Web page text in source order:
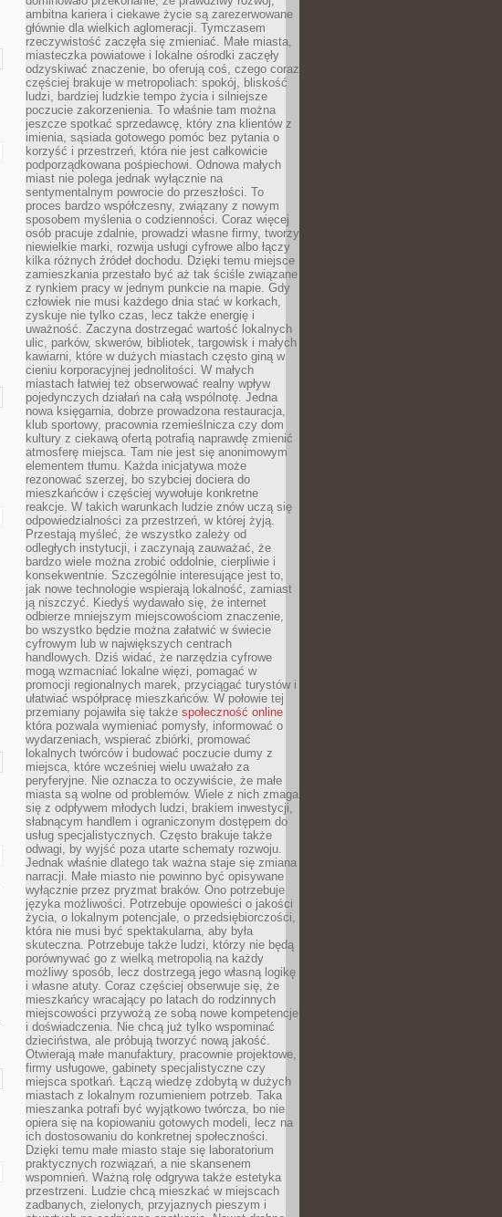
ambitna kariera i ciekawe życie są zarezerwowane
głównie dla wielkich aglomeracji. Tymczasem
rzeczywistość zaczęła się zmieniać. Małe miasta,
miasteczka powiatowe i lokalne ośrodki zaczęły
odzyskiwać znaczenie, bo oferują coś, czego coraz
częściej brakuje w metropoliach: spokój, bliskość
ludzi, bardziej ludzkie tempo życia i silniejsze
poczucie zakorzenienia. To właśnie tam można
jeszcze spotkać sprzedawcę, który zna klientów z
imienia, sąsiada gotowego pomóc bez pytania o
korzyść i przestrzeń, która nie jest całkowicie
podporządkowana pośpiechowi. Odnowa małych
miast nie polega jednak wyłącznie na
sentymentalnym powrocie do przeszłości. To
proces bardzo współczesny, związany z nowym
sposobem myślenia o codzienności. Coraz więcej
osób pracuje zdalnie, prowadzi własne firmy, tworzy
niewielkie marki, rozwija usługi cyfrowe albo łączy
kilka różnych źródeł dochodu. Dzięki temu miejsce
zamieszkania przestało być aż tak ściśle związane
z rynkiem pracy w jednym punkcie na mapie. Gdy
człowiek nie musi każdego dnia stać w korkach,
zyskuje nie tylko czas, lecz także energię i
uważność. Zaczyna dostrzegać wartość lokalnych
ulic, parków, skwerów, bibliotek, targowisk i małych
kawiarni, które w dużych miastach często giną w
cieniu korporacyjnej jednolitości. W małych
miastach łatwiej też obserwować realny wpływ
pojedynczych działań na całą wspólnotę. Jedna
nowa księgarnia, dobrze prowadzona restauracja,
klub sportowy, pracownia rzemieślnicza czy dom
kultury z ciekawą ofertą potrafią naprawdę zmienić
atmosferę miejsca. Tam nie jest się anonimowym
elementem tłumu. Każda inicjatywa może
rezonować szerzej, bo szybciej dociera do
mieszkańców i częściej wywołuje konkretne
reakcje. W takich warunkach ludzie znów uczą się
odpowiedzialności za przestrzeń, w której żyją.
Przestają myśleć, że wszystko zależy od
odległych instytucji, i zaczynają zauważać, że
bardzo wiele można zrobić oddolnie, cierpliwie i
konsekwentnie. Szczególnie interesujące jest to,
jak nowe technologie wspierają lokalność, zamiast
ją niszczyć. Kiedyś wydawało się, że internet
odbierze mniejszym miejscowościom znaczenie,
bo wszystko będzie można załatwić w świecie
cyfrowym lub w największych centrach
handlowych. Dziś widać, że narzędzia cyfrowe
mogą wzmacniać lokalne więzi, pomagać w
promocji regionalnych marek, przyciągać turystów i
ułatwiać współpracę mieszkańców. W połowie tej
przemiany pojawiła się także społeczność online
która pozwala wymieniać pomysły, informować o
wydarzeniach, wspierać zbiórki, promować
lokalnych twórców i budować poczucie dumy z
miejsca, które wcześniej wielu uważało za
peryferyjne. Nie oznacza to oczywiście, że małe
miasta są wolne od problemów. Wiele z nich zmaga
się z odpływem młodych ludzi, brakiem inwestycji,
słabnącym handlem i ograniczonym dostępem do
usług specjalistycznych. Często brakuje także
odwagi, by wyjść poza utarte schematy rozwoju.
Jednak właśnie dlatego tak ważna staje się zmiana
narracji. Małe miasto nie powinno być opisywane
wyłącznie przez pryzmat braków. Ono potrzebuje
języka możliwości. Potrzebuje opowieści o jakości
życia, o lokalnym potencjale, o przedsiębiorczości,
która nie musi być spektakularna, aby była
skuteczna. Potrzebuje także ludzi, którzy nie będą
porównywać go z wielką metropolią na każdy
możliwy sposób, lecz dostrzegą jego własną logikę
i własne atuty. Coraz częściej obserwuje się, że
mieszkańcy wracający po latach do rodzinnych
miejscowości przywożą ze sobą nowe kompetencje
i doświadczenia. Nie chcą już tylko wspominać
dzieciństwa, ale próbują tworzyć nową jakość.
Otwierają małe manufaktury, pracownie projektowe,
firmy usługowe, gabinety specjalistyczne czy
miejsca spotkań. Łączą wiedzę zdobytą w dużych
miastach z lokalnym rozumieniem potrzeb. Taka
mieszanka potrafi być wyjątkowo twórcza, bo nie
opiera się na kopiowaniu gotowych modeli, lecz na
ich dostosowaniu do konkretnej społeczności.
Dzięki temu małe miasto staje się laboratorium
praktycznych rozwiązań, a nie skansenem
wspomnień. Ważną rolę odgrywa także estetyka
przestrzeni. Ludzie chcą mieszkać w miejscach
zadbanych, zielonych, przyjaznych pieszym i